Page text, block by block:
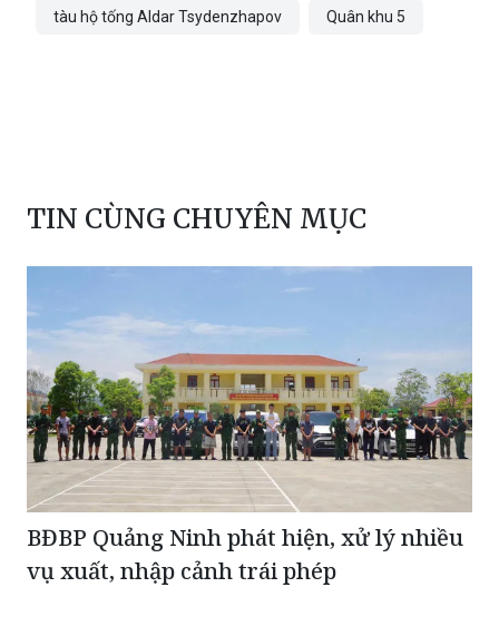
tàu hộ tống Aldar Tsydenzhapov
Quân khu 5
TIN CÙNG CHUYÊN MỤC
BĐBP Quảng Ninh phát hiện, xử lý nhiều
vụ xuất, nhập cảnh trái phép